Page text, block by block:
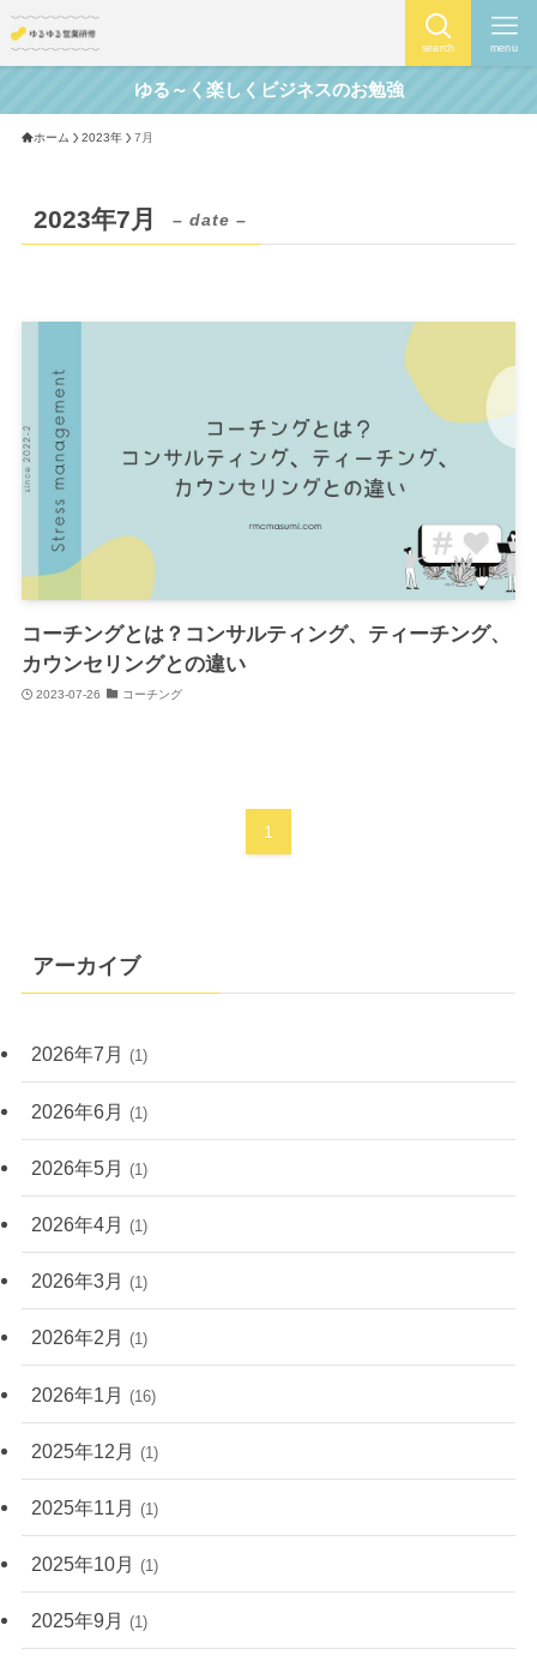
search menu
ゆる～く楽しくビジネスのお勉強
ホーム 2023年 7月
2023年7月 – date –
コーチングとは？コンサルティング、ティーチング、
カウンセリングとの違い
2023-07-26 コーチング
1
アーカイブ
2026年7月 (1)
2026年6月 (1)
2026年5月 (1)
2026年4月 (1)
2026年3月 (1)
2026年2月 (1)
2026年1月 (16)
2025年12月 (1)
2025年11月 (1)
2025年10月 (1)
2025年9月 (1)